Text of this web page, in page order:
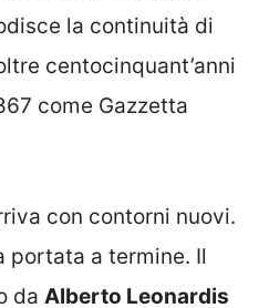
la continuità di
centocinquant’anni
come Gazzetta
con contorni nuovi.
portata a termine. Il
da Alberto Leonardis